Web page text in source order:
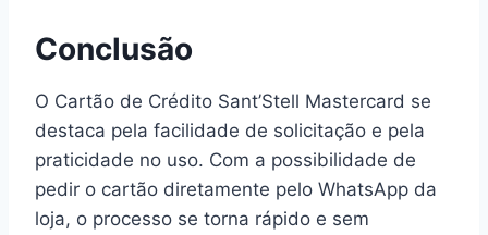
Conclusão
O Cartão de Crédito Sant’Stell Mastercard se
destaca pela facilidade de solicitação e pela
praticidade no uso. Com a possibilidade de
pedir o cartão diretamente pelo WhatsApp da
loja, o processo se torna rápido e sem